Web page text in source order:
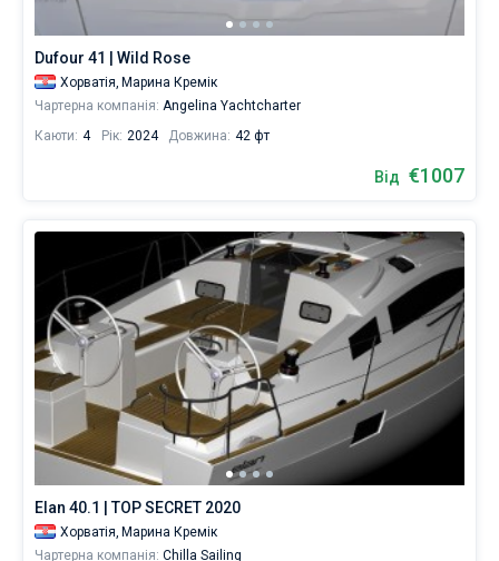
Dufour 41 | Wild Rose
Хорватія, Марина Кремік
Чартерна компанія: Angelina Yachtcharter
Каюти: 4 Рік: 2024 Довжина: 42 фт
Від €1007
Elan 40.1 | TOP SECRET 2020
Хорватія, Марина Кремік
Чартерна компанія: Chilla Sailing